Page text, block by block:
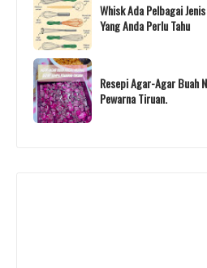
Whisk Ada Pelbagai
Yang Anda Perlu Tahu
Resepi Agar-Agar Buah
Pewarna Tiruan.